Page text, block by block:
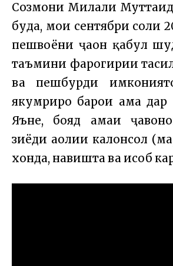
Созмони Милали
буда, моҳи сентябри соли
пешвоёни ҷаҳон қабул
таъмини фарогирии
ва пешбурди
якумриро барои ҳама дар
Яъне, бояд ҳамаи
зиёди аҳолии калонсол
хонда, навишта ва ҳисоб